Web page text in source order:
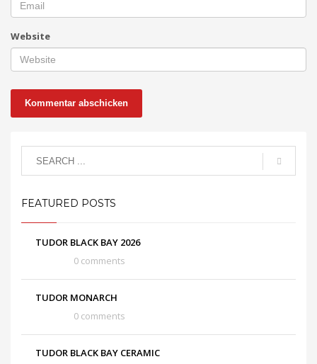
Website
FEATURED POSTS
TUDOR BLACK BAY 2026
0 comments
TUDOR MONARCH
0 comments
TUDOR BLACK BAY CERAMIC